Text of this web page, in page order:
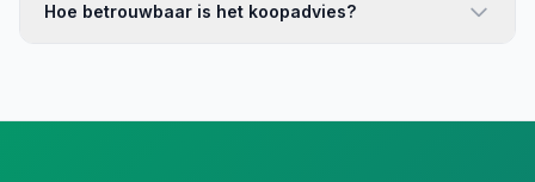
Hoe betrouwbaar is het koopadvies?